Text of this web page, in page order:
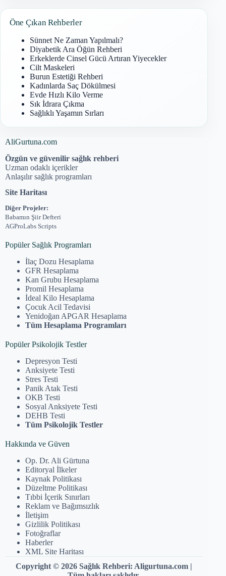
Öne Çıkan Rehberler
Sünnet Ne Zaman Yapılmalı?
Diyabetik Ara Öğün Rehberi
Erkeklerde Cinsel Gücü Artıran Yiyecekler
Cilt Maskeleri
Burun Estetiği Rehberi
Kadınlarda Saç Dökülmesi
Evde Hızlı Kilo Verme
Sık İdrara Çıkma
Sağlıklı Yaşamın Sırları
AliGurtuna.com
Özgün ve güvenilir sağlık rehberi
Uzman odaklı içerikler
Anlaşılır sağlık programları
Site Haritası
Diğer Projeler:
Babamın Şiir Defteri
AGProLabs Scripts
Popüler Sağlık Programları
İlaç Dozu Hesaplama
GFR Hesaplama
Kan Grubu Hesaplama
Promil Hesaplama
İdeal Kilo Hesaplama
Çocuk Acil Tedavisi
Yenidoğan APGAR Hesaplama
Tüm Hesaplama Programları
Popüler Psikolojik Testler
Depresyon Testi
Anksiyete Testi
Stres Testi
Panik Atak Testi
OKB Testi
Sosyal Anksiyete Testi
DEHB Testi
Tüm Psikolojik Testler
Hakkında ve Güven
Op. Dr. Ali Gürtuna
Editoryal İlkeler
Kaynak Politikası
Düzeltme Politikası
Tıbbi İçerik Sınırları
Reklam ve Bağımsızlık
İletişim
Gizlilik Politikası
Fotoğraflar
Haberler
XML Site Haritası
Copyright © 2026 Sağlık Rehberi: Aligurtuna.com |